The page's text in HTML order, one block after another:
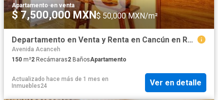
Apartamento·en venta
$ 7,500,000 MXN $ 50,000 MXN/m²
Departamento en Venta y Renta en Cancún en Residencial Arkana con 2 Recámaras
Avenida Acanceh
150 m²2 Recámaras2 BañosApartamento
Actualizado hace más de 1 mes en
Inmuebles24
Ver en detalle